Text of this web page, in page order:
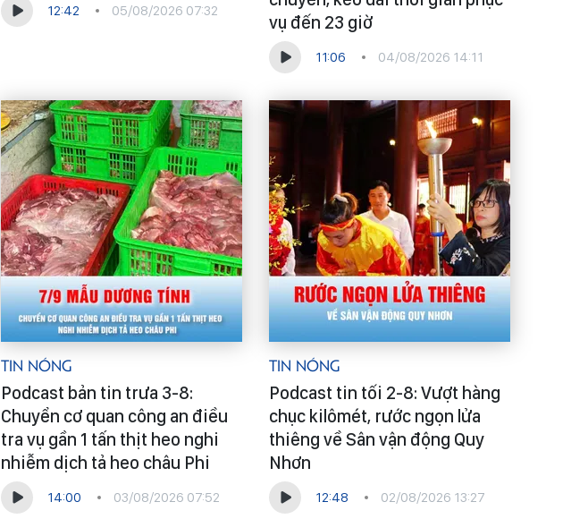
12:42 05/08/2026 07:32
vụ đến 23 giờ
11:06 04/08/2026 14:11
Tin Nóng
Podcast bản tin trưa 3-8:
Chuyển cơ quan công an điều
tra vụ gần 1 tấn thịt heo nghi
nhiễm dịch tả heo châu Phi
14:00 03/08/2026 07:52
Tin Nóng
Podcast tin tối 2-8: Vượt hàng
chục kilômét, rước ngọn lửa
thiêng về Sân vận động Quy
Nhơn
12:48 02/08/2026 13:27